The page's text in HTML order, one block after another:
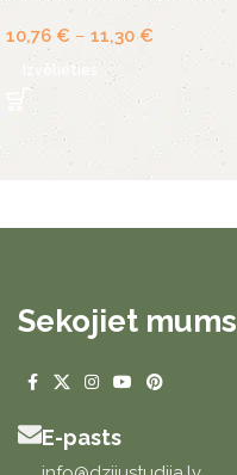
10,76 € – 11,30€
Izvēlieties
Sekojiet mums
E-pasts